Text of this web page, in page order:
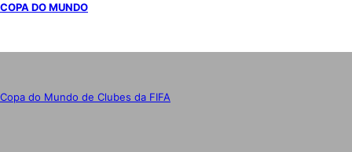
COPA DO MUNDO
Copa do Mundo de Clubes da FIFA